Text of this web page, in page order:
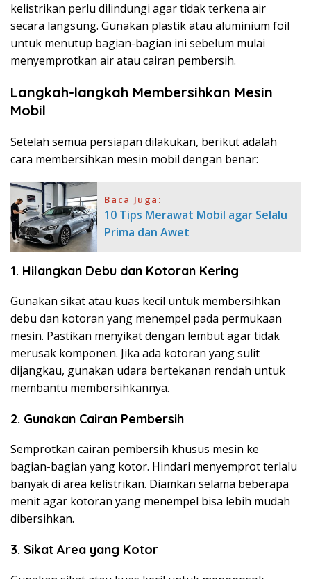
kelistrikan perlu dilindungi agar tidak terkena air
secara langsung. Gunakan plastik atau aluminium foil
untuk menutup bagian-bagian ini sebelum mulai
menyemprotkan air atau cairan pembersih.
Langkah-langkah Membersihkan Mesin
Mobil
Setelah semua persiapan dilakukan, berikut adalah
cara membersihkan mesin mobil dengan benar:
Baca Juga:
10 Tips Merawat Mobil agar Selalu
Prima dan Awet
1. Hilangkan Debu dan Kotoran Kering
Gunakan sikat atau kuas kecil untuk membersihkan
debu dan kotoran yang menempel pada permukaan
mesin. Pastikan menyikat dengan lembut agar tidak
merusak komponen. Jika ada kotoran yang sulit
dijangkau, gunakan udara bertekanan rendah untuk
membantu membersihkannya.
2. Gunakan Cairan Pembersih
Semprotkan cairan pembersih khusus mesin ke
bagian-bagian yang kotor. Hindari menyemprot terlalu
banyak di area kelistrikan. Diamkan selama beberapa
menit agar kotoran yang menempel bisa lebih mudah
dibersihkan.
3. Sikat Area yang Kotor